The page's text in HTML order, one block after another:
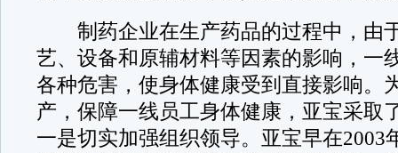
制药企业在生产药品的过程中，由
艺、设备和原辅材料等因素的影响，一
各种危害，使身体健康受到直接影响。
产，保障一线员工身体健康，亚宝采取
一是切实加强组织领导。亚宝早在2003